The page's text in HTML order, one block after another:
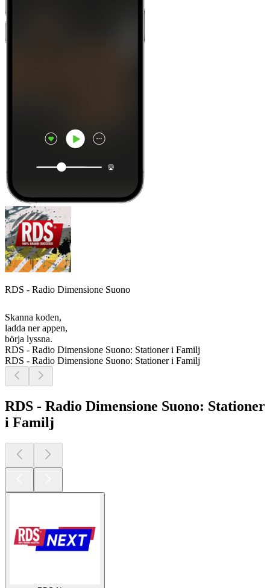
RDS - Radio Dimensione Suono
Skanna koden,
ladda ner appen,
börja lyssna.
RDS - Radio Dimensione Suono: Stationer i Familj
RDS - Radio Dimensione Suono: Stationer i Familj
RDS - Radio Dimensione Suono: Stationer
i Familj